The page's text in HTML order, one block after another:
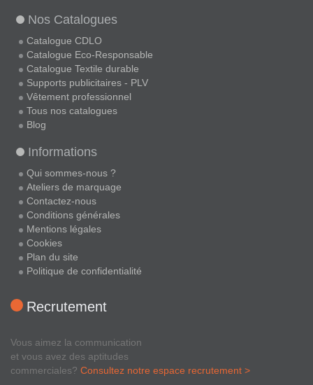
Nos Catalogues
Catalogue CDLO
Catalogue Eco-Responsable
Catalogue Textile durable
Supports publicitaires - PLV
Vêtement professionnel
Tous nos catalogues
Blog
Informations
Qui sommes-nous ?
Ateliers de marquage
Contactez-nous
Conditions générales
Mentions légales
Cookies
Plan du site
Politique de confidentialité
Recrutement
Vous aimez la communication
et vous avez des aptitudes
commerciales? Consultez notre espace recrutement >